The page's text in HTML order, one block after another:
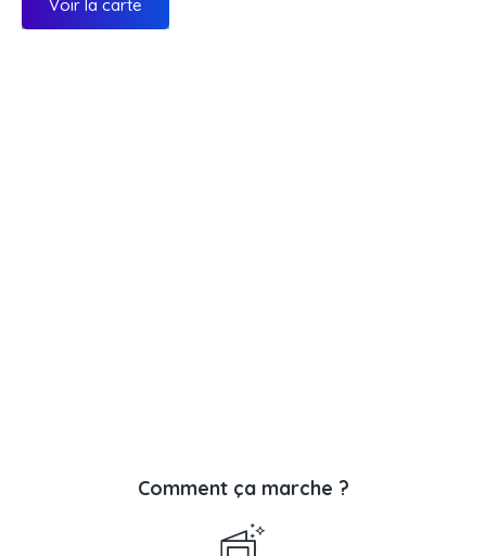
Voir la carte
Comment ça marche ?